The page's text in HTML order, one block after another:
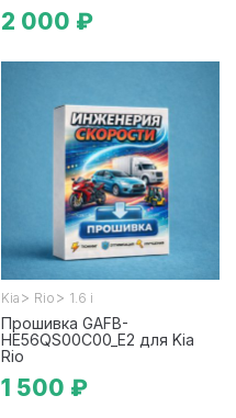
2 000 ₽
Kia > Rio > 1.6 i
Прошивка GAFB-
HE56QS00C00_E2 для Kia
Rio
1 500 ₽